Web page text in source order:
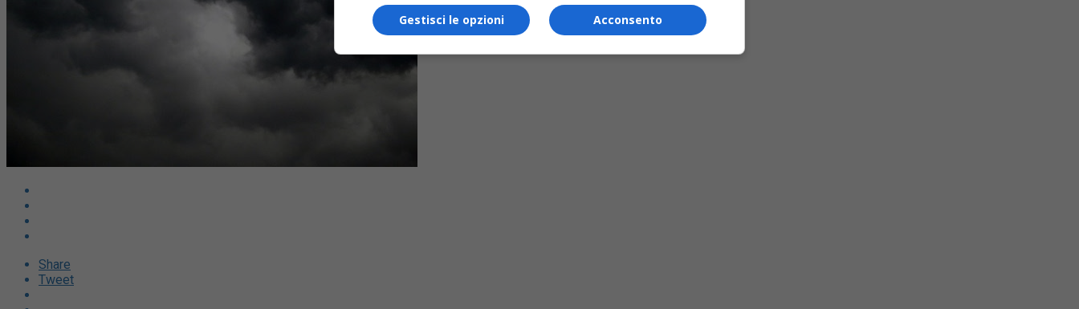
Share
Tweet
Acconsento
Gestisci le opzioni